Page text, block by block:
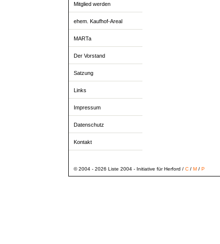
Mitglied werden
ehem. Kaufhof-Areal
MARTa
Der Vorstand
Satzung
Links
Impressum
Datenschutz
Kontakt
© 2004 - 2026 Liste 2004 - Initiative für Herford / C/ M/ P